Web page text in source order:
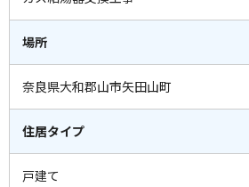
場所
奈良県大和郡山市矢田山町
住居タイプ
戸建て